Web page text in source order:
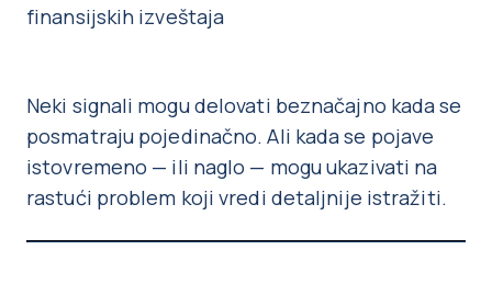
finansijskih izveštaja
Neki signali mogu delovati beznačajno kada se
posmatraju pojedinačno. Ali kada se pojave
istovremeno — ili naglo — mogu ukazivati na
rastući problem koji vredi detaljnije istražiti.